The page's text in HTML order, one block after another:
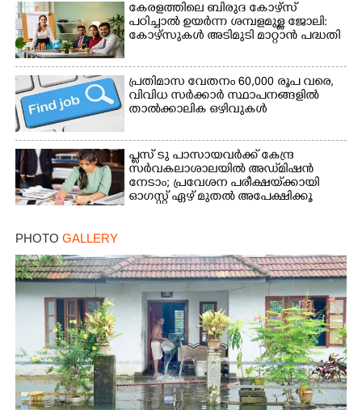
കേരളത്തിലെ ബിരുദ കോഴ്സ്
പഠിച്ചാൽ ഉയർന്ന ശമ്പളമുള്ള ജോലി:​
കോഴ്സുകൾ അടിമുടി മാറ്റാൻ പദ്ധതി
പ്രതിമാസ വേതനം 60,​000 രൂപ വരെ,​
വിവിധ സർക്കാർ സ്ഥാപനങ്ങളിൽ
താൽക്കാലിക ഒഴിവുകൾ
പ്ലസ് ടു പാസായവർക്ക് കേന്ദ്ര
സർവകലാശാലയിൽ അഡ്‌മിഷൻ
നേടാം; പ്രവേശന പരീക്ഷയ്‌ക്കായി
ഓഗസ്റ്റ് ഏഴ് മുതൽ അപേക്ഷിക്കൂ
PHOTO GALLERY
×
Share this link